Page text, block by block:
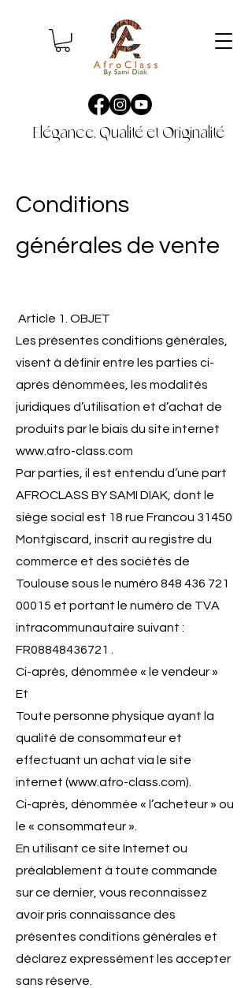
Elégance, Qualité et Originalité
Conditions
générales de vente
Article 1. OBJET
Les présentes conditions générales,
visent à définir entre les parties ci-
après dénommées, les modalités
juridiques d’utilisation et d’achat de
produits par le biais du site internet
www.afro-class.com
Par parties, il est entendu d’une part
AFROCLASS BY SAMI DIAK, dont le
siège social est 18 rue Francou 31450
Montgiscard, inscrit au registre du
commerce et des sociétés de
Toulouse sous le numéro 848 436 721
00015 et portant le numéro de TVA
intracommunautaire suivant :
FR08848436721 .
Ci-après, dénommée « le vendeur »
Et
Toute personne physique ayant la
qualité de consommateur et
effectuant un achat via le site
internet (www.afro-class.com).
Ci-après, dénommée « l’acheteur » ou
le « consommateur ».
En utilisant ce site Internet ou
préalablement à toute commande
sur ce dernier, vous reconnaissez
avoir pris connaissance des
présentes conditions générales et
déclarez expressément les accepter
sans réserve.